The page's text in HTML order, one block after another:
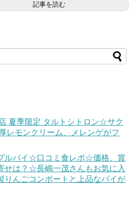
記事を読む
夏季限定 タルトシトロン☆サク
レモンクリーム、メレンゲがフ
ルパイ☆口コミ食レポ☆価格、賞
せは？☆長嶋一茂さんもお気に入
りんごコンポートと上品なパイが